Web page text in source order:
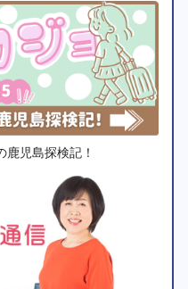
鹿児島探検記！